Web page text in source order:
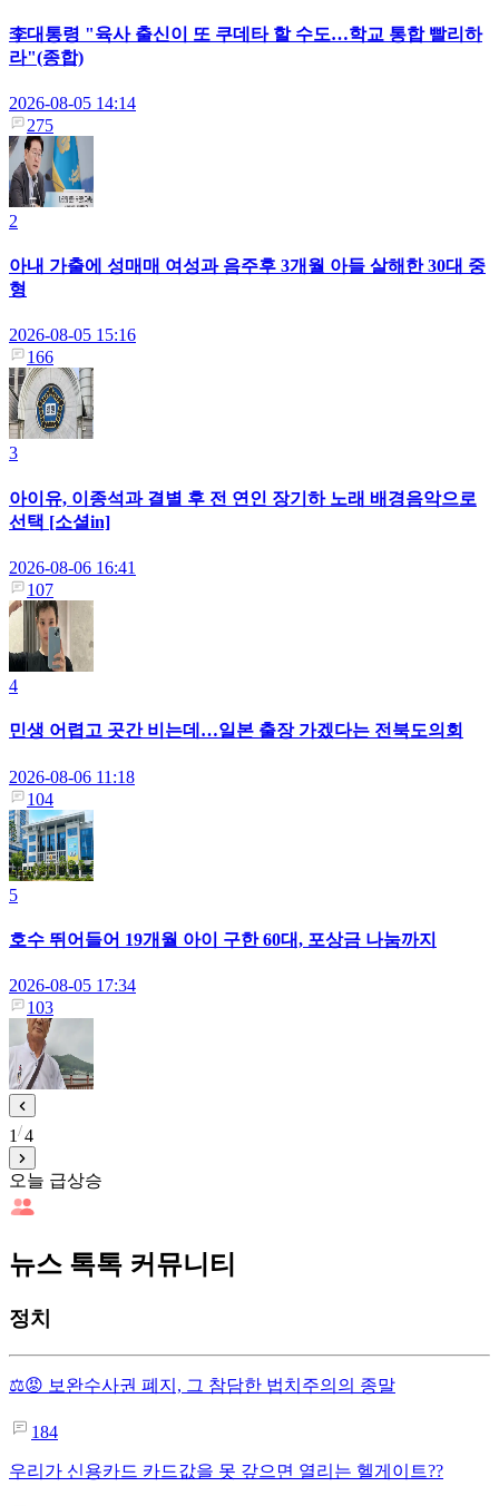
李대통령 "육사 출신이 또 쿠데타 할 수도…학교 통합 빨리하
라"(종합)
2026-08-05 14:14
275
2
아내 가출에 성매매 여성과 음주후 3개월 아들 살해한 30대 중
형
2026-08-05 15:16
166
3
아이유, 이종석과 결별 후 전 연인 장기하 노래 배경음악으로
선택 [소셜in]
2026-08-06 16:41
107
4
민생 어렵고 곳간 비는데…일본 출장 가겠다는 전북도의회
2026-08-06 11:18
104
5
호수 뛰어들어 19개월 아이 구한 60대, 포상금 나눔까지
2026-08-05 17:34
103
1 4
오늘 급상승
뉴스 톡톡 커뮤니티
정치
⚖️😡 보완수사권 폐지, 그 참담한 법치주의의 종말
184
우리가 신용카드 카드값을 못 갚으면 열리는 헬게이트??